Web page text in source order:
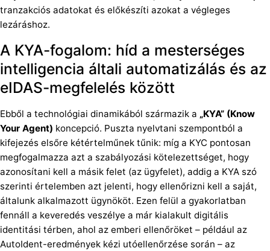
tranzakciós adatokat és előkészíti azokat a végleges
lezáráshoz.
A KYA-fogalom: híd a mesterséges
intelligencia általi automatizálás és az
eIDAS-megfelelés között
Ebből a technológiai dinamikából származik a „KYA” (Know
Your Agent) koncepció. Puszta nyelvtani szempontból a
kifejezés elsőre kétértelműnek tűnik: míg a KYC pontosan
megfogalmazza azt a szabályozási kötelezettséget, hogy
azonosítani kell a másik felet (az ügyfelet), addig a KYA szó
szerinti értelemben azt jelenti, hogy ellenőrizni kell a saját,
általunk alkalmazott ügynököt. Ezen felül a gyakorlatban
fennáll a keveredés veszélye a már kialakult digitális
identitási térben, ahol az emberi ellenőröket – például az
AutoIdent-eredmények kézi utóellenőrzése során – az